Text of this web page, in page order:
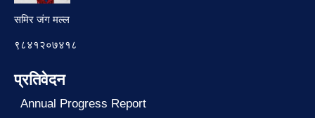
समिर जंग मल्ल
९८४१२०७४१८
प्रतिवेदन
Annual Progress Report